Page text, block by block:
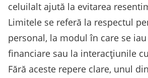
celuilalt ajută la evitarea
Limitele se referă la respectul
personal, la modul în care se
financiare sau la interacțiunile
Fără aceste repere clare, unul